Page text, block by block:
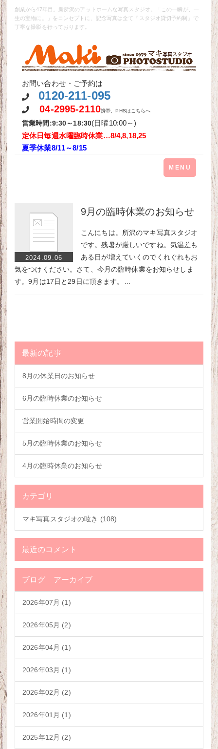
創業から47年目。新所沢のアットホームな写真スタジオ。「この一瞬が、一
生の宝物に。」をコンセプトに、記念写真は全て『スタジオ貸切予約制』で
丁寧な撮影を行っております。
お問い合わせ・ご予約は
0120-211-095
04-2995-2110携帯、PHSはこちらへ
営業時間:9:30～18:30(日曜10:00～)
定休日毎週水曜臨時休業…8/4,8,18,25
夏季休業8/11～8/15
Toggle
navigation
MENU
2024.09.06
9月の臨時休業のお知らせ
こんにちは。所沢のマキ写真スタジオ
です。残暑が厳しいですね。気温差も
ある日が増えていくのでくれぐれもお
気をつけください。さて、今月の臨時休業をお知らせしま
す。9月は17日と29日に頂きます。…
最新の記事
8月の休業日のお知らせ
6月の臨時休業のお知らせ
営業開始時間の変更
5月の臨時休業のお知らせ
4月の臨時休業のお知らせ
カテゴリ
マキ写真スタジオの呟き (108)
最近のコメント
ブログ アーカイブ
2026年07月 (1)
2026年05月 (2)
2026年04月 (1)
2026年03月 (1)
2026年02月 (2)
2026年01月 (1)
2025年12月 (2)